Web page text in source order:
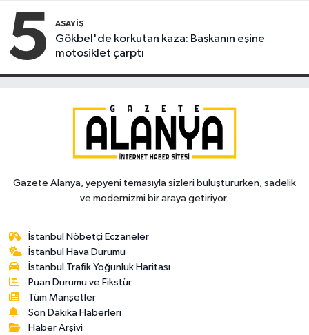
5 ASAYIŞ
Gökbel'de korkutan kaza: Başkanın eşine
motosiklet çarptı
Gazete Alanya, yepyeni temasıyla sizleri buluştururken, sadelik
ve modernizmi bir araya getiriyor.
İstanbul Nöbetçi Eczaneler
İstanbul Hava Durumu
İstanbul Trafik Yoğunluk Haritası
Puan Durumu ve Fikstür
Tüm Manşetler
Son Dakika Haberleri
Haber Arşivi